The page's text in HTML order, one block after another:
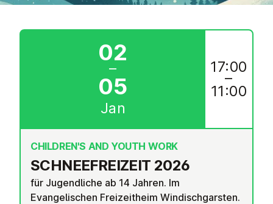
SCHNEEFREIZEIT 2026
CHILDREN'S AND YOUTH WORK
für Jugendliche ab 14 Jahren. Im
Evangelischen Freizeitheim Windischgarsten.
02
–
05
Jan
17:00
–
11:00